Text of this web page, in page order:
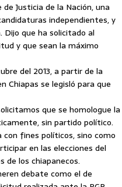
Justicia de la Nación, una
independientes, y
Dijo que ha solicitado al
y que sean la máximo
del 2013, a partir de la
Chiapas se legisló para que
que se homologue la
sin partido político.
fines políticos, sino como
en las elecciones del
de los chiapanecos.
debate como el de